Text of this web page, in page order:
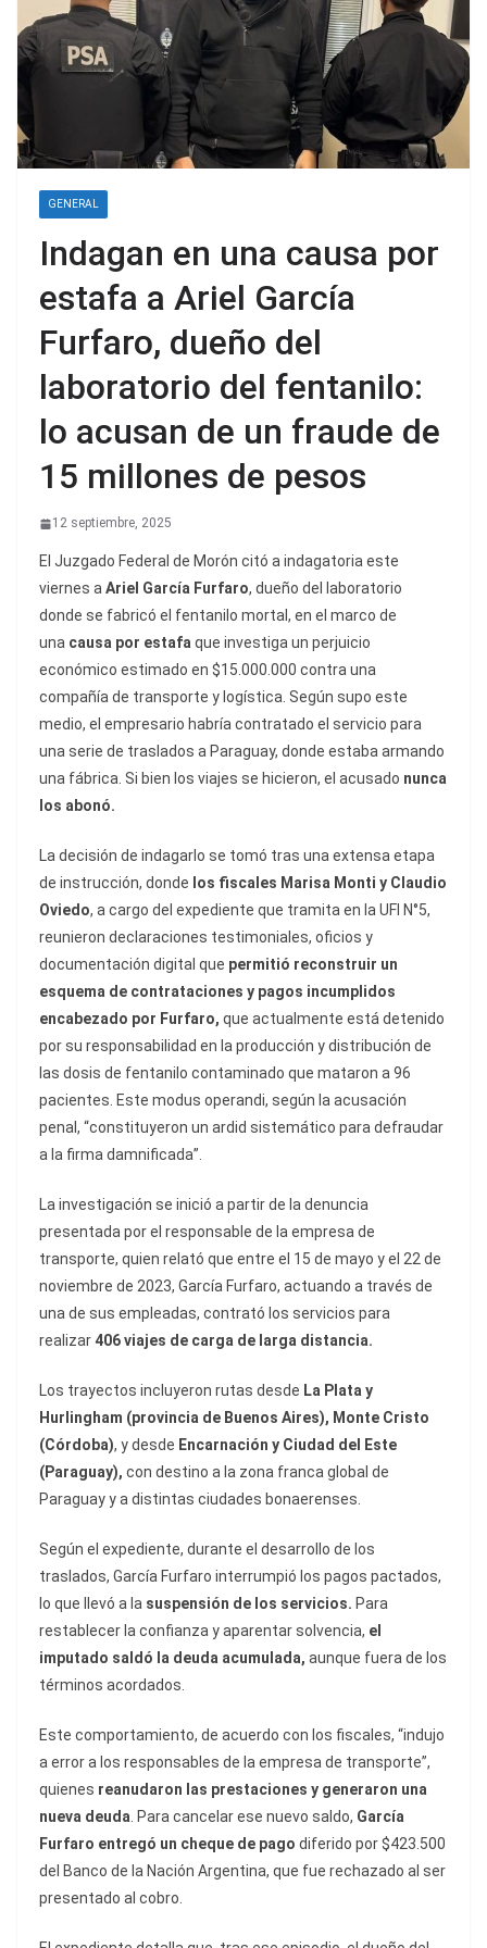
GENERAL
Indagan en una causa por
estafa a Ariel García
Furfaro, dueño del
laboratorio del fentanilo:
lo acusan de un fraude de
15 millones de pesos
12 septiembre, 2025
El Juzgado Federal de Morón citó a indagatoria este
viernes aAriel García Furfaro, dueño del laboratorio
donde se fabricó el fentanilo mortal, en el marco de
una causa por estafaque investiga un perjuicio
económico estimado en $15.000.000 contra una
compañía de transporte y logística. Según supo este
medio, el empresario habría contratado el servicio para
una serie de traslados a Paraguay, donde estaba armando
una fábrica. Si bien los viajes se hicieron, el acusado nunca
los abonó.
La decisión de indagarlo se tomó tras una extensa etapa
de instrucción, donde los fiscales Marisa Monti y Claudio
Oviedo, a cargo del expediente que tramita en la UFI N°5,
reunieron declaraciones testimoniales, oficios y
documentación digital que permitió reconstruir un
esquema de contrataciones y pagos incumplidos
encabezado por Furfaro, que actualmente está detenido
por su responsabilidad en la producción y distribución de
las dosis de fentanilo contaminado que mataron a 96
pacientes. Este modus operandi, según la acusación
penal, “constituyeron un ardid sistemático para defraudar
a la firma damnificada”.
La investigación se inició a partir de la denuncia
presentada por el responsable de la empresa de
transporte, quien relató que entre el 15 de mayo y el 22 de
noviembre de 2023, García Furfaro, actuando a través de
una de sus empleadas, contrató los servicios para
realizar 406 viajes de carga de larga distancia.
Los trayectos incluyeron rutas desde La Plata y
Hurlingham (provincia de Buenos Aires), Monte Cristo
(Córdoba), y desde Encarnación y Ciudad del Este
(Paraguay), con destino a la zona franca global de
Paraguay y a distintas ciudades bonaerenses.
Según el expediente, durante el desarrollo de los
traslados, García Furfaro interrumpió los pagos pactados,
lo que llevó a la suspensión de los servicios. Para
restablecer la confianza y aparentar solvencia, el
imputado saldó la deuda acumulada, aunque fuera de los
términos acordados.
Este comportamiento, de acuerdo con los fiscales, “indujo
a error a los responsables de la empresa de transporte”,
quienes reanudaron las prestaciones y generaron una
nueva deuda. Para cancelar ese nuevo saldo, García
Furfaro entregó un cheque de pago diferido por $423.500
del Banco de la Nación Argentina, que fue rechazado al ser
presentado al cobro.